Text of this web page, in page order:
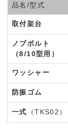
品名/型式
取付架台
ノブボルト
（8/10型用）
ワッシャー
防振ゴム
一式 （TKS02）